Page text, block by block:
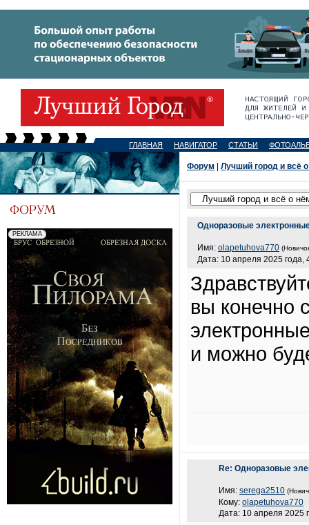
ГЛАВНАЯ НАВИГАТОР СТАТЬИ
Форум Лучший город и всё
Одноразовые
Имя: olapetuhova770
Дата: 10 апреля 2025 года,
вы конечно
и можно
Re: Одноразовые
Имя: serega2510
Кому: olapetuhova770
Дата: 10 апреля 2025